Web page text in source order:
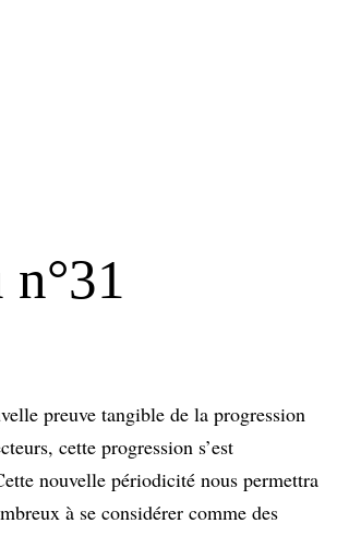
preuve tangible de la progression
cette progression s’est
nouvelle périodicité nous permettra
à se considérer comme des